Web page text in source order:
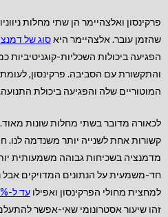
פרקינסון ואלצהיימר הן שתי מחלות
שהזמן עובר. אלצהיימר היאסוג של
הפגיעה ביכולות השכליות-
והתקשורת עם הסביבה. פרקינסון,
המוטוריים שלה והפגיעה ביכולת
לכאורה מדובר בשתי מחלות שונות
קשורות אחת לשנייה יותר משנדמה לנו.
מדמנציה בשכיחות גבוהה משמעותית
חד-משמעית על הנתונים המדויקים אבל
למחצית מחולי הפרקינסון ואפילו עד ל-80% מהחולים
זהו שיעור אסטרונומי שאי-אפשר